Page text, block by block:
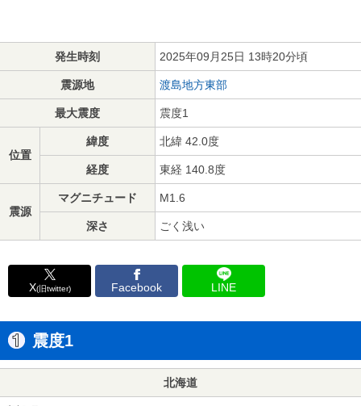
発生時刻 2025年09月25日 13時20分頃
震源地 渡島地方東部
最大震度 震度1
位置
緯度 北緯 42.0度
経度 東経 140.8度
震源
マグニチュード M1.6
深さ ごく浅い
X(旧twitter) Facebook LINE
震度1
北海道